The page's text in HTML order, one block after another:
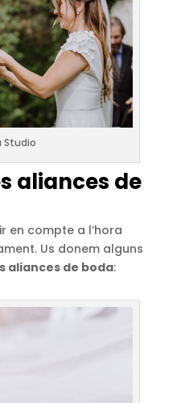
Studio
aliances de
en compte a l’hora
Us donem alguns
aliances de boda: